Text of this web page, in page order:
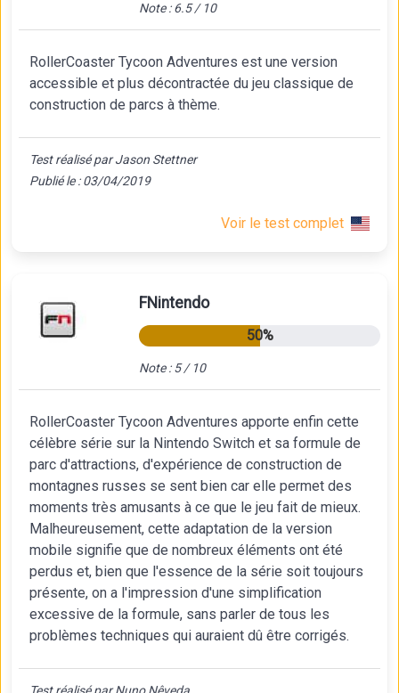
Note : 6.5 / 10
RollerCoaster Tycoon Adventures est une version
accessible et plus décontractée du jeu classique de
construction de parcs à thème.
Test réalisé par Jason Stettner
Publié le : 03/04/2019
Voir le test complet
FNintendo
50%
Note : 5 / 10
RollerCoaster Tycoon Adventures apporte enfin cette
célèbre série sur la Nintendo Switch et sa formule de
parc d'attractions, d'expérience de construction de
montagnes russes se sent bien car elle permet des
moments très amusants à ce que le jeu fait de mieux.
Malheureusement, cette adaptation de la version
mobile signifie que de nombreux éléments ont été
perdus et, bien que l'essence de la série soit toujours
présente, on a l'impression d'une simplification
excessive de la formule, sans parler de tous les
problèmes techniques qui auraient dû être corrigés.